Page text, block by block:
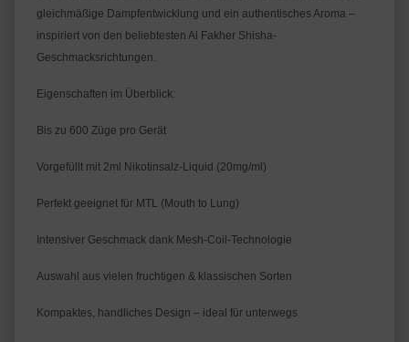
gleichmäßige Dampfentwicklung und ein authentisches Aroma –
inspiriert von den beliebtesten Al Fakher Shisha-
Geschmacksrichtungen.
Eigenschaften im Überblick:
Bis zu 600 Züge pro Gerät
Vorgefüllt mit 2ml Nikotinsalz-Liquid (20mg/ml)
Perfekt geeignet für MTL (Mouth to Lung)
Intensiver Geschmack dank Mesh-Coil-Technologie
Auswahl aus vielen fruchtigen & klassischen Sorten
Kompaktes, handliches Design – ideal für unterwegs